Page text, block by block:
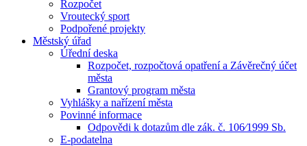
Rozpočet
Vroutecký sport
Podpořené projekty
Městský úřad
Úřední deska
Rozpočet, rozpočtová opatření a Závěrečný účet
města
Grantový program města
Vyhlášky a nařízení města
Povinné informace
Odpovědi k dotazům dle zák. č. 106⁄1999 Sb.
E-podatelna